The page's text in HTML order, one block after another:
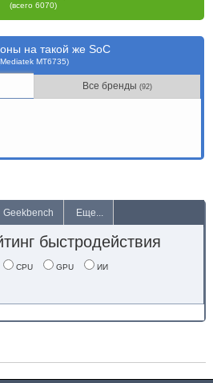
(всего 6070)
на такой же SoC
MT6735)
Все бренды(92)
Geekbench Еще...
быстродействия
CPU GPU ИИ